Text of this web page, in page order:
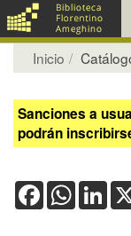
Inicio
Sanciones a
podrán
Facebook